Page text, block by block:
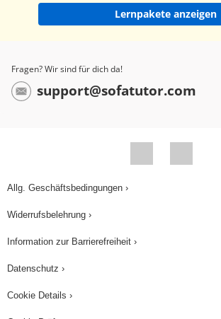
Lernpakete anzeigen
Fragen? Wir sind für dich da!
support@sofatutor.com
Allg. Geschäftsbedingungen ›
Widerrufsbelehrung ›
Information zur Barrierefreiheit ›
Datenschutz ›
Cookie Details ›